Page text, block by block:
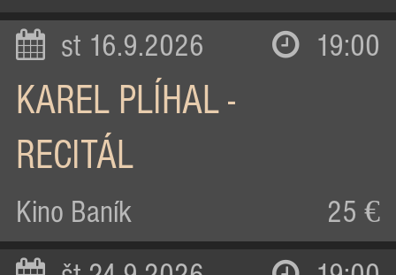
st 16.9.2026 19:00
KAREL PLÍHAL -
RECITÁL
Kino Baník 25 €